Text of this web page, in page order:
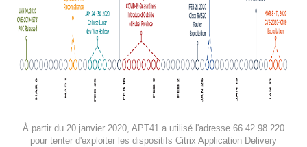
À partir du 20 janvier 2020, APT41 a utilisé l'adresse 66.42.98.220
pour tenter d'exploiter les dispositifs Citrix Application Delivery